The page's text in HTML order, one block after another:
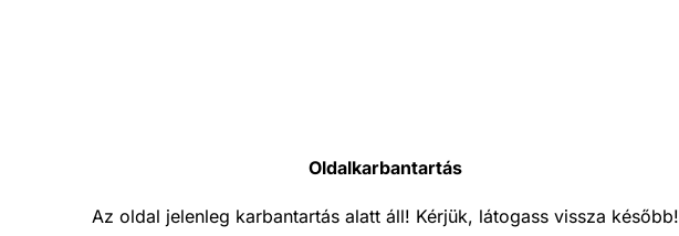
Oldalkarbantartás
Az oldal jelenleg karbantartás alatt áll! Kérjük, látogass vissza később!